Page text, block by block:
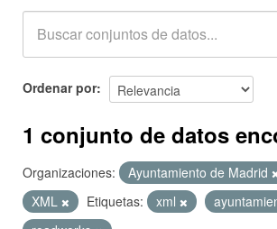
Ordenar por
1 conjunto de datos
Organizaciones: Ayuntamiento de Madrid
XML
Etiquetas: xml